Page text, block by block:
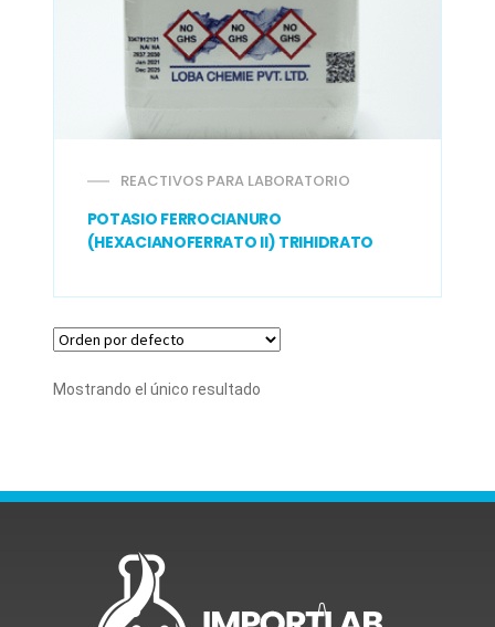
REACTIVOS PARA LABORATORIO
POTASIO FERROCIANURO
(HEXACIANOFERRATO II) TRIHIDRATO
Mostrando el único resultado